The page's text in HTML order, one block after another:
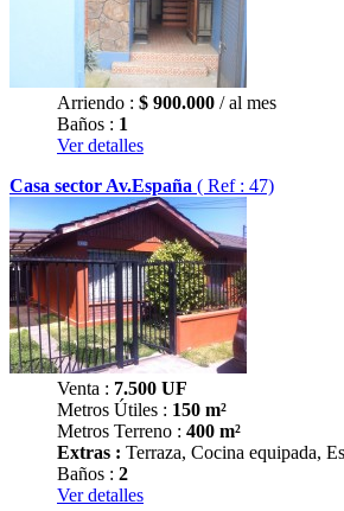
Arriendo : $ 900.000 / al mes
Baños : 1
Ver detalles
Casa sector Av.España ( Ref : 47)
Venta : 7.500 UF
Metros Útiles : 150 m²
Metros Terreno : 400 m²
Extras : Terraza, Cocina equipada,
Baños : 2
Ver detalles